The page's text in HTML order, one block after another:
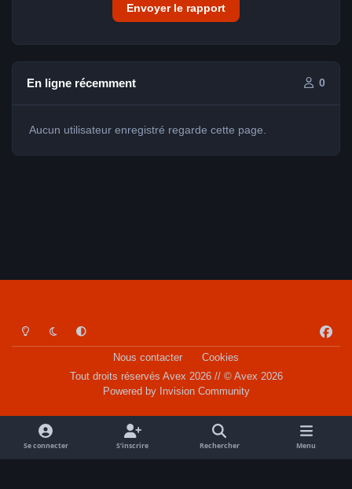
Envoyer le rapport
En ligne récemment 0
Aucun utilisateur enregistré regarde cette page.
Light ModeDark ModeSystem Preference
a
o
k
Nous contacter
Cookies
Tout droits réservés Avex 2026 // © Avex 2026
Powered by Invision Community
Se connecter S’inscrire Rechercher Menu